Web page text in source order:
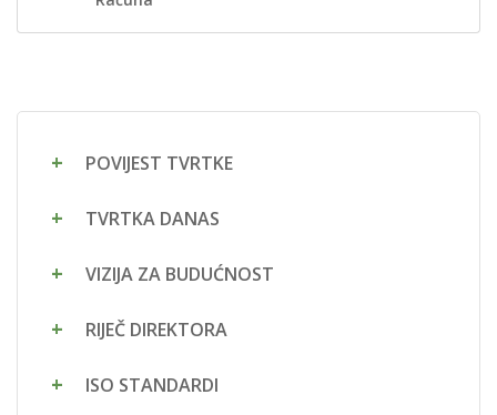
POVIJEST TVRTKE
TVRTKA DANAS
VIZIJA ZA BUDUĆNOST
RIJEČ DIREKTORA
ISO STANDARDI